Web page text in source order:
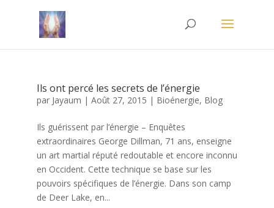
Ils ont percé les secrets de l’énergie
par Jayaum | Août 27, 2015 | Bioénergie, Blog
Ils guérissent par l’énergie – Enquêtes
extraordinaires George Dillman, 71 ans, enseigne
un art martial réputé redoutable et encore inconnu
en Occident. Cette technique se base sur les
pouvoirs spécifiques de l’énergie. Dans son camp
de Deer Lake, en...